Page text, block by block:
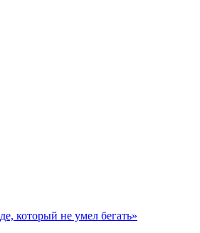
который не умел бегать»